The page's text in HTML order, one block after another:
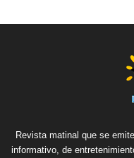
Revista matinal que se
informativo, de